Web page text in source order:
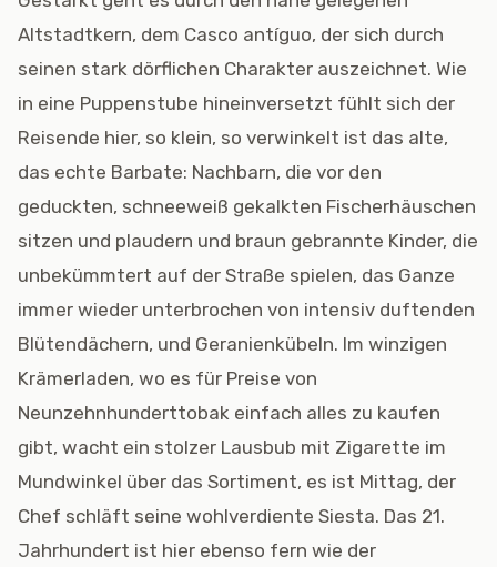
Altstadtkern, dem Casco antíguo, der sich durch
seinen stark dörflichen Charakter auszeichnet. Wie
in eine Puppenstube hineinversetzt fühlt sich der
Reisende hier, so klein, so verwinkelt ist das alte,
das echte Barbate: Nachbarn, die vor den
geduckten, schneeweiß gekalkten Fischerhäuschen
sitzen und plaudern und braun gebrannte Kinder, die
unbekümmtert auf der Straße spielen, das Ganze
immer wieder unterbrochen von intensiv duftenden
Blütendächern, und Geranienkübeln. Im winzigen
Krämerladen, wo es für Preise von
Neunzehnhunderttobak einfach alles zu kaufen
gibt, wacht ein stolzer Lausbub mit Zigarette im
Mundwinkel über das Sortiment, es ist Mittag, der
Chef schläft seine wohlverdiente Siesta. Das 21.
Jahrhundert ist hier ebenso fern wie der